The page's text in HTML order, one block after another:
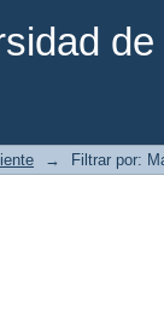
→ Filtrar por: